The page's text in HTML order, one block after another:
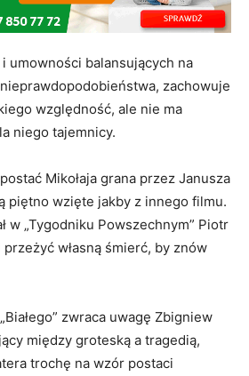
i umowności balansujących na
zachowuje
względność, ale nie ma
niego tajemnicy.
Mikołaja grana przez Janusza
piętno wzięte jakby z innego filmu.
w „Tygodniku Powszechnym” Piotr
własną śmierć, by znów
zwraca uwagę Zbigniew
między groteską a tragedią,
trochę na wzór postaci